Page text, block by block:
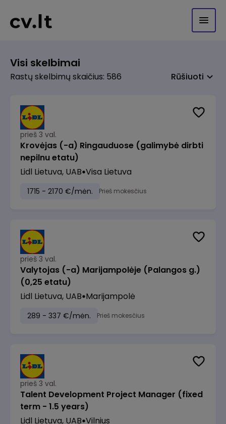
Visi skelbimai
Rastų skelbimų skaičius: 586 Rūšiuoti
prieš 3 val.
Krovėjas (-a) Ringauduose (galimybė dirbti
nepilnu etatu)
Lidl Lietuva, UAB Visa Lietuva
1715 - 2170 €/mėn. Prieš mokesčius
prieš 3 val.
Valytojas (-a) Marijampolėje (Palangos g.)
(0,25 etatu)
Lidl Lietuva, UAB Marijampolė
289 - 337 €/mėn. Prieš mokesčius
prieš 3 val.
Talent Development Project Manager (fixed
term - 1.5 years)
Lidl Lietuva, UAB Vilnius